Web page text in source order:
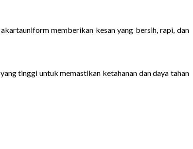
memberikan kesan yang bersih, rapi, dan
tinggi untuk memastikan ketahanan dan daya tahan